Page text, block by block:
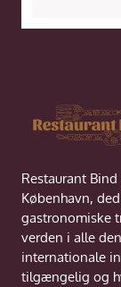
Restaurant
København,
gastronomiske
verden i alle
internationale
tilgængelig og